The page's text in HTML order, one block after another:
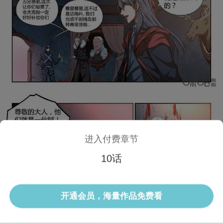
选集 当前话
进入付费章节
10话
开通会员，海量作品免费看